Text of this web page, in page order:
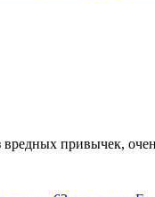
вредных привычек,